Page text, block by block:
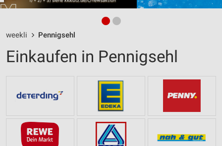
weekli Pennigsehl
Einkaufen in Pennigsehl